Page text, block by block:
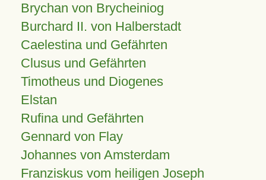
Brychan von Brycheiniog
Burchard II. von Halberstadt
Caelestina und Gefährten
Clusus und Gefährten
Timotheus und Diogenes
Elstan
Rufina und Gefährten
Gennard von Flay
Johannes von Amsterdam
Franziskus vom heiligen Joseph